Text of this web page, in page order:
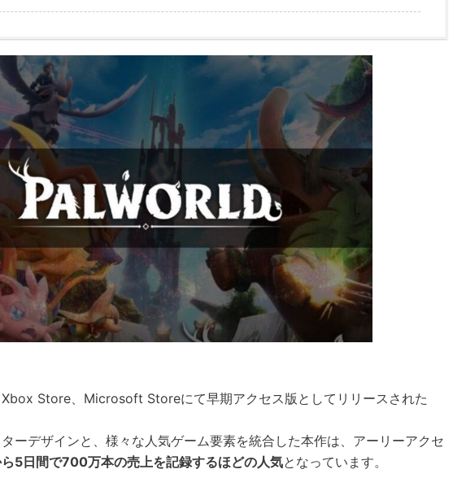
Store、Microsoft Storeにて早期アクセス版としてリリースされた
ーデザインと、様々な人気ゲーム要素を統合した本作は、アーリーアクセ
ら5日間で700万本の売上を記録するほどの人気となっています。